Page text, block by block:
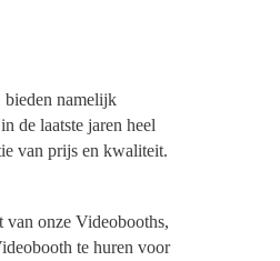
bieden namelijk
de laatste jaren heel
van prijs en kwaliteit.
onze Videobooths,
te huren voor